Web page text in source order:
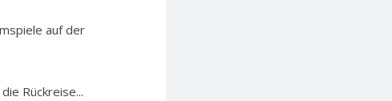
auf der
Rückreise...